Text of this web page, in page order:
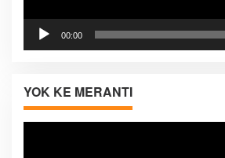
00:00
YOK KE MERANTI
Pemutar